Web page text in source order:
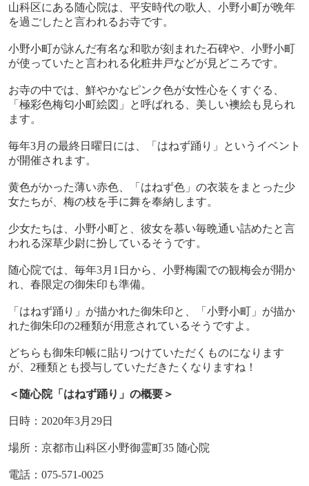
山科区にある随心院は、平安時代の歌人、小野小町が晩年
を過ごしたと言われるお寺です。
小野小町が詠んだ有名な和歌が刻まれた石碑や、小野小町
が使っていたと言われる化粧井戸などが見どころです。
お寺の中では、鮮やかなピンク色が女性心をくすぐる、
「極彩色梅匂小町絵図」と呼ばれる、美しい襖絵も見られ
ます。
毎年3月の最終日曜日には、「はねず踊り」というイベント
が開催されます。
黄色がかった薄い赤色、「はねず色」の衣装をまとった少
女たちが、梅の枝を手に舞を奉納します。
少女たちは、小野小町と、彼女を慕い毎晩通い詰めたと言
われる深草少尉に扮しているそうです。
随心院では、毎年3月 1 日から、小野梅園での観梅会が開か
れ、春限定の御朱印も準備。
「はねず踊り」が描かれた御朱印と、「小野小町」が描か
れた御朱印の2種類が用意されているそうですよ。
どちらも御朱印帳に貼りつけていただくものになります
が、 2種類とも授与していただきたくなりますね！
＜随心院「はねず踊り」の概要＞
日時： 2020年3月 29日
場所：京都市山科区小野御霊町35 随心院
電話： 075-571-0025